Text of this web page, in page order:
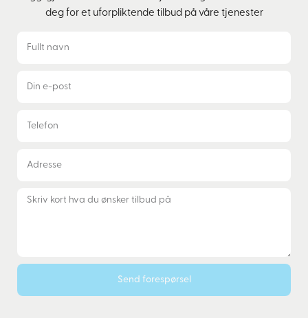
deg for et uforpliktende tilbud på våre tjenester
Send forespørsel